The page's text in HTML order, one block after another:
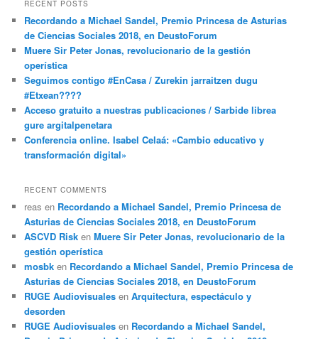
RECENT POSTS
Recordando a Michael Sandel, Premio Princesa de Asturias
de Ciencias Sociales 2018, en DeustoForum
Muere Sir Peter Jonas, revolucionario de la gestión
operística
Seguimos contigo #EnCasa / Zurekin jarraitzen dugu
#Etxean????
Acceso gratuito a nuestras publicaciones / Sarbide librea
gure argitalpenetara
Conferencia online. Isabel Celaá: «Cambio educativo y
transformación digital»
RECENT COMMENTS
reas en Recordando a Michael Sandel, Premio Princesa de
Asturias de Ciencias Sociales 2018, en DeustoForum
ASCVD Risk enMuere Sir Peter Jonas, revolucionario de la
gestión operística
mosbk en Recordando a Michael Sandel, Premio Princesa de
Asturias de Ciencias Sociales 2018, en DeustoForum
RUGE Audiovisuales enArquitectura, espectáculo y
desorden
RUGE Audiovisuales en Recordando a Michael Sandel,